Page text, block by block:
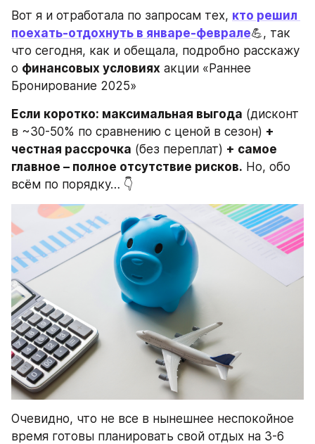
Вот я и отработала по запросам тех, кто решил
поехать-отдохнуть в январе-феврале💪, так
что сегодня, как и обещала, подробно расскажу
о финансовых условиях акции «Раннее
Бронирование 2025»
Если коротко: максимальная выгода (дисконт
в ~30-50% по сравнению с ценой в сезон) +
честная рассрочка (без переплат) + самое
главное – полное отсутствие рисков. Но, обо
всём по порядку… 👇
Очевидно, что не все в нынешнее неспокойное
время готовы планировать свой отдых на 3-6